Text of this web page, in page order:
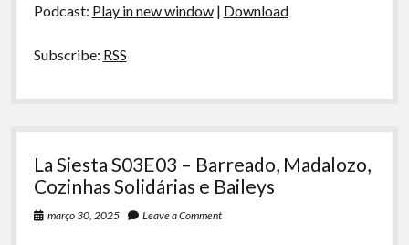
Tiquira
Podcast: Play in new window| Download
Subscribe: RSS
La Siesta S03E03 – Barreado, Madalozo,
Cozinhas Solidárias e Baileys
março 30, 2025 Leave a Comment